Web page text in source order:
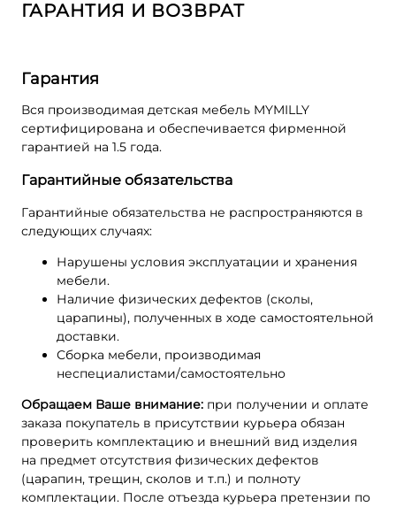
ГАРАНТИЯ И ВОЗВРАТ
Гарантия
Вся производимая детская мебель MYMILLY
сертифицирована и обеспечивается фирменной
гарантией на 1.5 года.
Гарантийные обязательства
Гарантийные обязательства не распространяются в
следующих случаях:
Нарушены условия эксплуатации и хранения
мебели.
Наличие физических дефектов (сколы,
царапины), полученных в ходе самостоятельной
доставки.
Сборка мебели, производимая
неспециалистами/самостоятельно
Обращаем Ваше внимание: при получении и оплате
заказа покупатель в присутствии курьера обязан
проверить комплектацию и внешний вид изделия
на предмет отсутствия физических дефектов
(царапин, трещин, сколов и т.п.) и полноту
комплектации. После отъезда курьера претензии по